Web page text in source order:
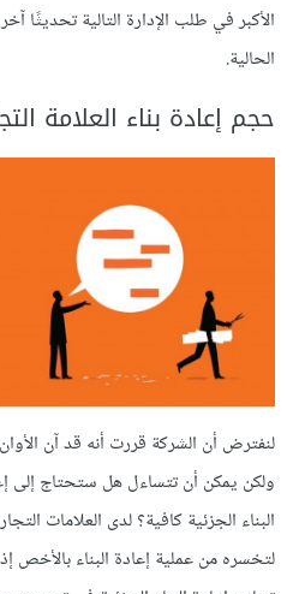
الأكبر في طلب الإدارة التالية تحديثًا
الحالية.
حجم إعادة بناء العلامة
لنفترض أن الشركة قررت أنه قد آن الأوان
ولكن يمكن أن تتساءل هل ستحتاج إلى
البناء الجزئية كافية؟ لدى العلامات
لتخسره من عملية إعادة البناء بالأخص